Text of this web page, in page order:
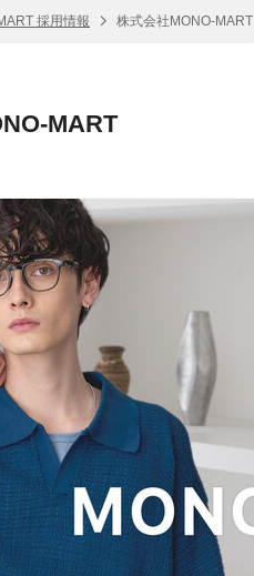
採用情報 株式会社MONO-MART
MART